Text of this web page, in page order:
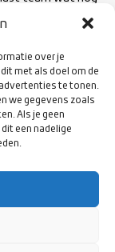
over je
met als doel om de
te tonen.
we gegevens zoals
Als je geen
een nadelige
Sylke
2024 in Frankrijk.
te staan. Er
om dat doel te
speelsters die de
te spelen.
en het niveau